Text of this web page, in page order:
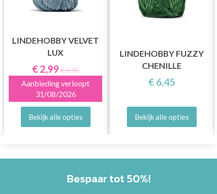
LINDEHOBBY VELVET
LUX
€ 2,99 € 5,95
Aanbieding verloopt
31/08/2026
Bekijk alle opties
LINDEHOBBY FUZZY
CHENILLE
€ 6,45
Bekijk alle opties
Bespaar tot 50%!